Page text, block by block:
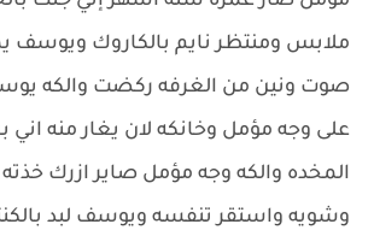
ملابس ومنتظر نايم بالكاروك
صوت ونين من الغرفه ركضت والكه
على وجه مؤمل وخانكه لان يغار منه
المخده والكه وجه مؤمل صاير ازرك
وشويه واستقر تنفسه ويوسف لبد